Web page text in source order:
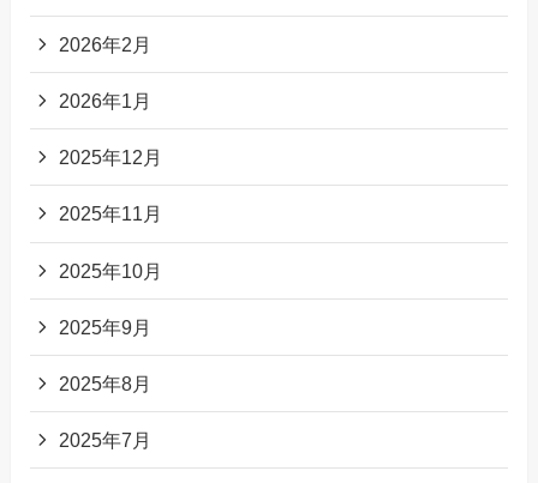
2026年2月
2026年1月
2025年12月
2025年11月
2025年10月
2025年9月
2025年8月
2025年7月